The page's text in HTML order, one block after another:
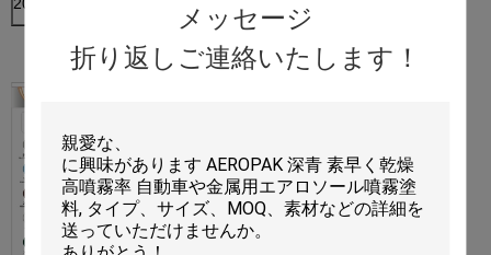
メッセージ
折り返しご連絡いたします！